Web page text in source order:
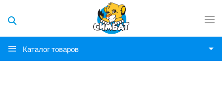
Каталог товаров